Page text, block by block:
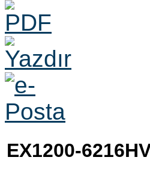
EX1200-